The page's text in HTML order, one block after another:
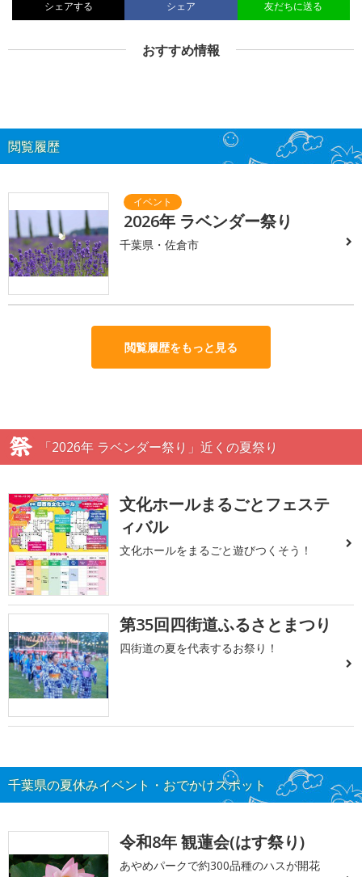
シェアする シェア 友だちに送る
おすすめ情報
閲覧履歴
2026年 ラベンダー祭り
千葉県・佐倉市
閲覧履歴をもっと見る
「2026年 ラベンダー祭り」近くの夏祭り
文化ホールまるごとフェステ
ィバル
文化ホールをまるごと遊びつくそう！
第35回四街道ふるさとまつり
四街道の夏を代表するお祭り！
千葉県の夏休みイベント・おでかけスポット
令和8年 観蓮会(はす祭り)
あやめパークで約300品種のハスが開花